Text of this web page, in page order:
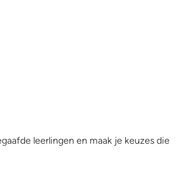
leerlingen en maak je keuzes die